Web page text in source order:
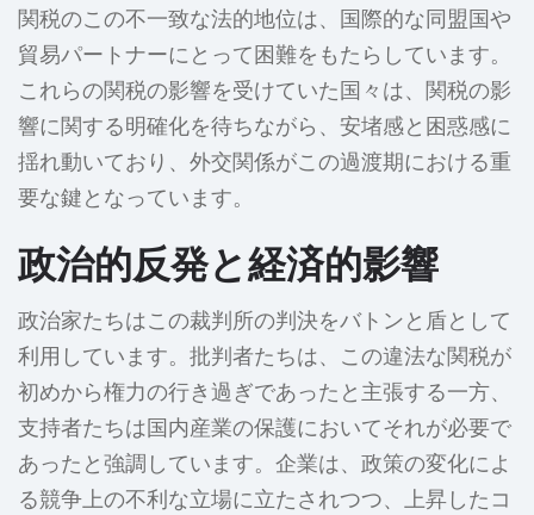
関税のこの不一致な法的地位は、国際的な同盟国や
貿易パートナーにとって困難をもたらしています。
これらの関税の影響を受けていた国々は、関税の影
響に関する明確化を待ちながら、安堵感と困惑感に
揺れ動いており、外交関係がこの過渡期における重
要な鍵となっています。
政治的反発と経済的影響
政治家たちはこの裁判所の判決をバトンと盾として
利用しています。批判者たちは、この違法な関税が
初めから権力の行き過ぎであったと主張する一方、
支持者たちは国内産業の保護においてそれが必要で
あったと強調しています。企業は、政策の変化によ
る競争上の不利な立場に立たされつつ、上昇したコ